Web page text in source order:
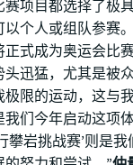
项目都选择了极
个人或组队参赛。
式成为奥运会比
迅猛，尤其是被
限的运动，这与
们今年启动这项
攀岩挑战赛’则是